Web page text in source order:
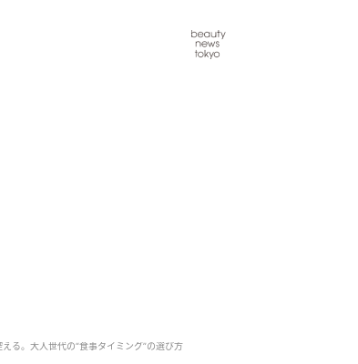
る。大人世代の“食事タイミング”の選び方